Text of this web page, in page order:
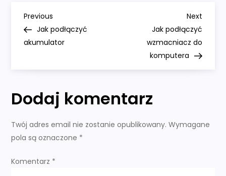
N
a
w
i
g
a
c
Previous
Post
Previous
Jak podłączyć
akumulator
Next
Post
Next
Jak podłączyć
wzmacniacz do
komputera
Dodaj komentarz
Twój adres email nie zostanie opublikowany. Wymagane
pola są oznaczone *
Komentarz *